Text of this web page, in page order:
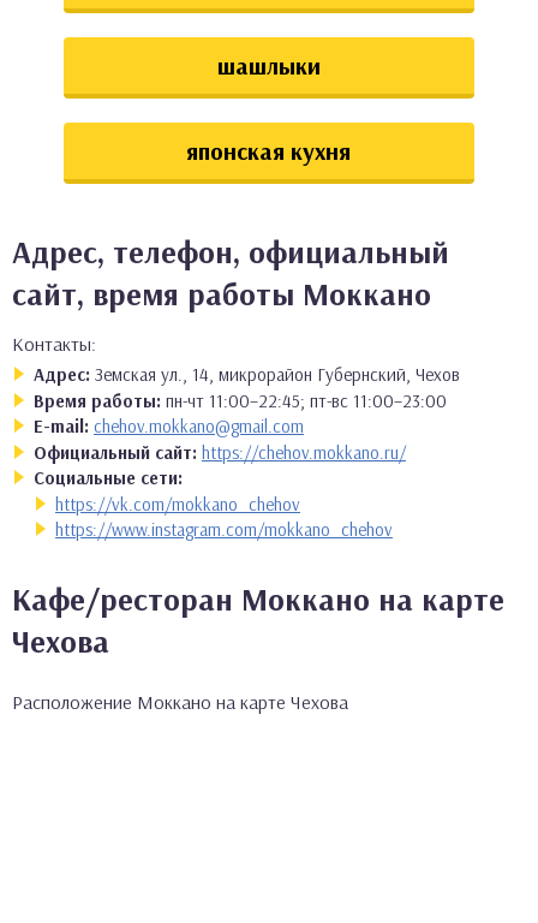
шашлыки
японская кухня
Адрес, телефон, официальный
сайт, время работы Моккано
Контакты:
Адрес: Земская ул., 14, микрорайон Губернский, Чехов
Время работы: пн-чт 11:00–22:45; пт-вс 11:00–23:00
E-mail: chehov.mokkano@gmail.com
Официальный сайт: https://chehov.mokkano.ru/
Социальные сети:
https://vk.com/mokkano_chehov
https://www.instagram.com/mokkano_chehov
Кафе/ресторан Моккано на карте
Чехова
Расположение Моккано на карте Чехова